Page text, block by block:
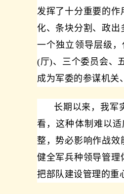
发挥了十分重要的作
化、条块分割、政
一个独立领导层级
(厅)、三个委员会、
成为军委的参谋机关
长期以来，我军
看，这种体制难以
整，势必影响作战
健全军兵种领导管理
把部队建设管理的重